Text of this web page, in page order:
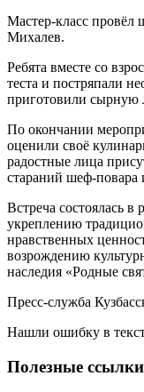
Мастер-класс
Михалев.
Ребята вместе со
теста и постряпали
приготовили сырную
По окончании
оценили своё
радостные лица
стараний шеф-
Встреча состоялась
укреплению
нравственных
возрождению
наследия «Родные
Пресс-служба
Нашли ошибку в
Полезные ссылки